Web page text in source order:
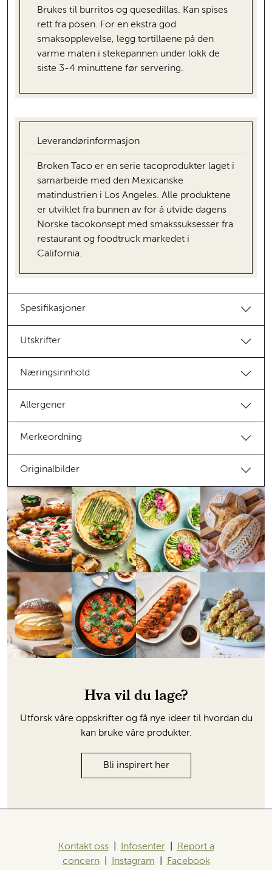
Brukes til burritos og quesedillas. Kan spises
rett fra posen. For en ekstra god
smaksopplevelse, legg tortillaene på den
varme maten i stekepannen under lokk de
siste 3-4 minuttene før servering.
Leverandørinformasjon
Broken Taco er en serie tacoprodukter laget i
samarbeide med den Mexicanske
matindustrien i Los Angeles. Alle produktene
er utviklet fra bunnen av for å utvide dagens
Norske tacokonsept med smakssuksesser fra
restaurant og foodtruck markedet i
California.
Spesifikasjoner
Utskrifter
Næringsinnhold
Allergener
Merkeordning
Originalbilder
Hva vil du lage?
Utforsk våre oppskrifter og få nye ideer til hvordan du
kan bruke våre produkter.
Bli inspirert her
Kontakt oss| Infosenter| Report a
concern| Instagram Facebook